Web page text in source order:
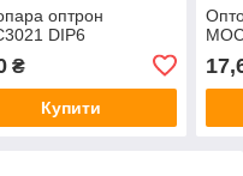
оптрон
DIP6
₴
Купити